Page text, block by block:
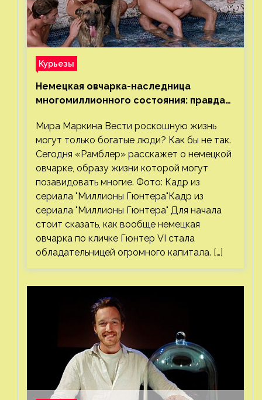
Курьезы
Немецкая овчарка-наследница
многомиллионного состояния: правда
Мира Маркина Вести роскошную жизнь
могут только богатые люди? Как бы не так.
Сегодня «Рамблер» расскажет о немецкой
овчарке, образу жизни которой могут
позавидовать многие. Фото: Кадр из
сериала "Миллионы Гюнтера"Кадр из
сериала "Миллионы Гюнтера" Для начала
стоит сказать, как вообще немецкая
овчарка по кличке Гюнтер VI стала
обладательницей огромного капитала. […]